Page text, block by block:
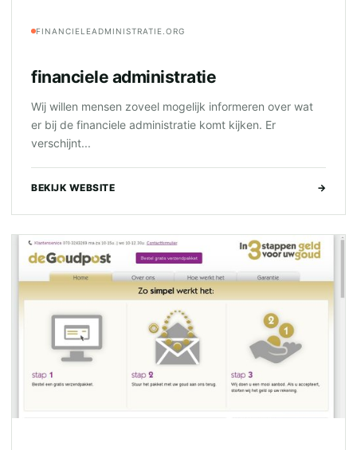
FINANCIELEADMINISTRATIE.ORG
financiele administratie
Wij willen mensen zoveel mogelijk informeren over wat
er bij de financiele administratie komt kijken. Er
verschijnt...
BEKIJK WEBSITE →